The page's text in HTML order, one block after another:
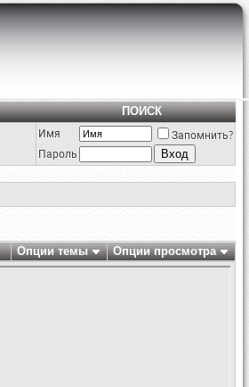
ПОИСК
Имя
Запомнить?
Пароль
Опции темы Опции просмотра